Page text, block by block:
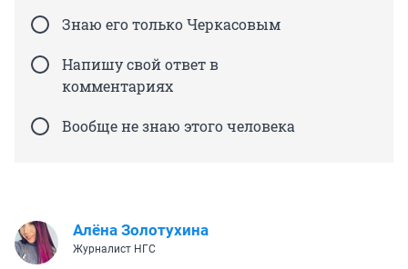
Знаю его только Черкасовым
Напишу свой ответ в
комментариях
Вообще не знаю этого человека
Алёна Золотухина
Журналист НГС